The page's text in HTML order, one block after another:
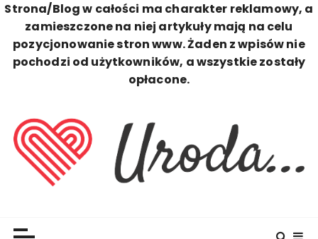
Strona/Blog w całości ma charakter reklamowy, a
zamieszczone na niej artykuły mają na celu
pozycjonowanie stron www. Żaden z wpisów nie
pochodzi od użytkowników, a wszystkie zostały
opłacone.